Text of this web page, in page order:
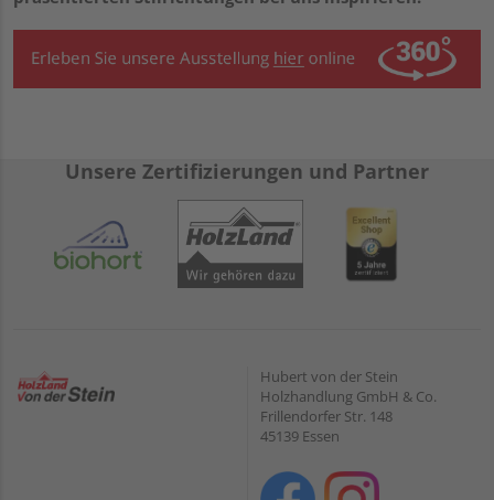
Unsere Zertifizierungen und Partner
Hubert von der Stein
Holzhandlung GmbH & Co.
Frillendorfer Str. 148
45139 Essen